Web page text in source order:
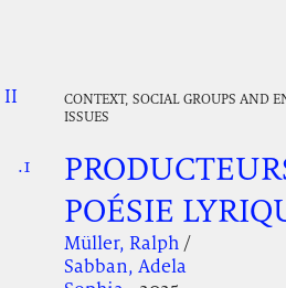
II
CONTEXT, SOCIAL GROUPS AND
ISSUES
.1
POÉSIE
Müller, Ralph/
Sabban, Adela